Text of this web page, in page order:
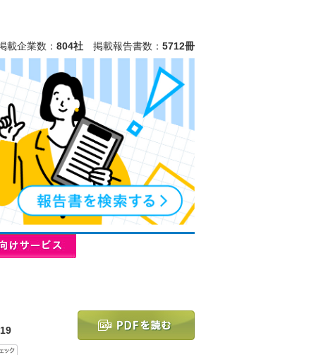
載企業数： 804社 掲載報告書数： 5712冊